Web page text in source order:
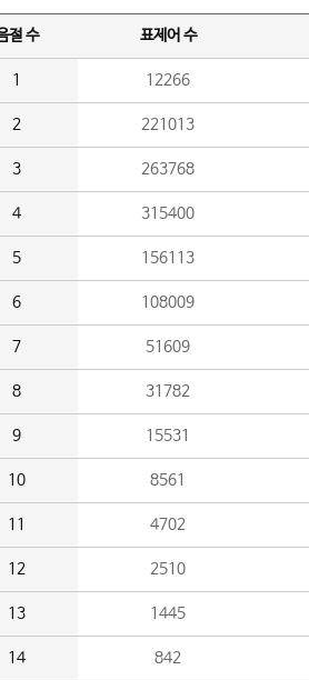
절 수 표제어 수
1 12266
2 221013
3 263768
4 315400
5 156113
6 108009
7 51609
8 31782
9 15531
10 8561
11 4702
12 2510
13 1445
14 842